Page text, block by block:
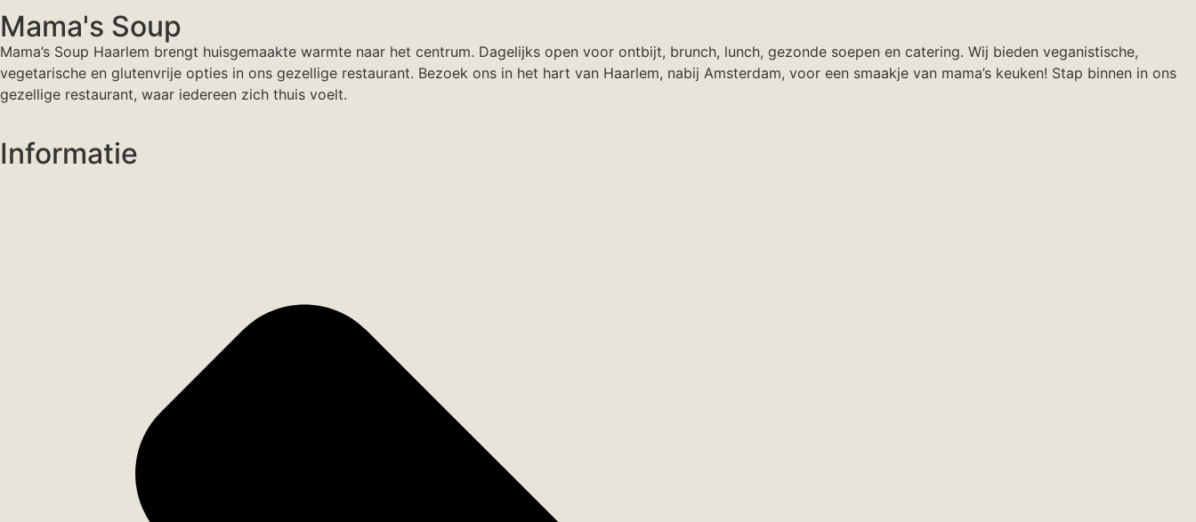
Mama's Soup
Mama’s Soup Haarlem brengt huisgemaakte warmte naar het centrum. Dagelijks open voor ontbijt, brunch, lunch, gezonde soepen en catering. Wij bieden veganistische,
vegetarische en glutenvrije opties in ons gezellige restaurant. Bezoek ons in het hart van Haarlem, nabij Amsterdam, voor een smaakje van mama’s keuken! Stap binnen in ons
gezellige restaurant, waar iedereen zich thuis voelt.
Informatie